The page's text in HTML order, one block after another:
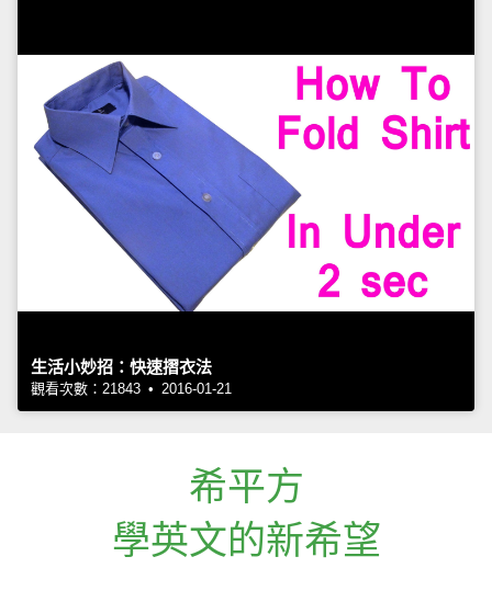
生活小妙招：快速摺衣法
觀看次數：21843 • 2016-01-21
希平方
學英文的新希望